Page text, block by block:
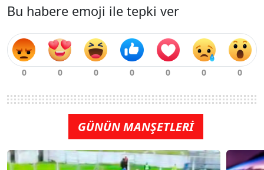
Bu habere emoji ile tepki ver
GÜNÜN MANŞETLERİ